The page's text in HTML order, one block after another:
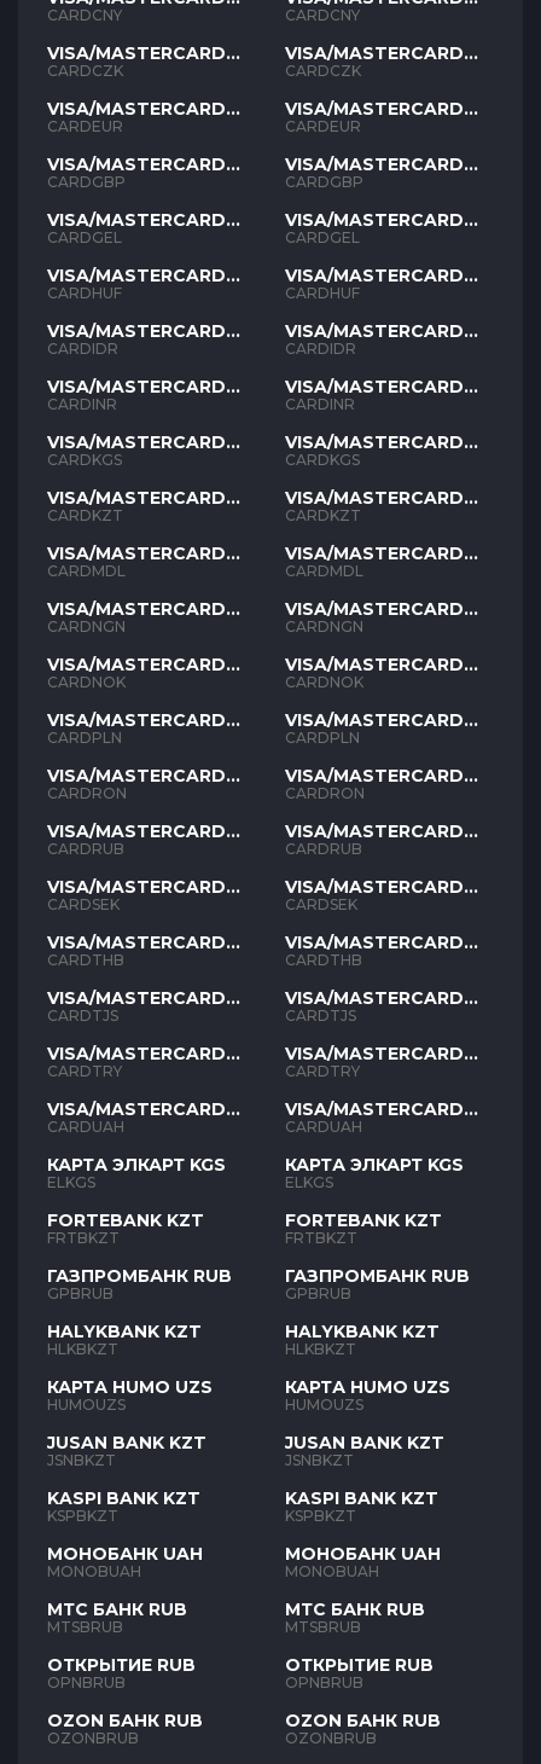
CNY
CARDCNY
VISA/MASTERCARD
CZK
CARDCZK
VISA/MASTERCARD
EUR
CARDEUR
VISA/MASTERCARD
GBP
CARDGBP
VISA/MASTERCARD
GEL
CARDGEL
VISA/MASTERCARD
HUF
CARDHUF
VISA/MASTERCARD
IDR
CARDIDR
VISA/MASTERCARD
INR
CARDINR
VISA/MASTERCARD
KGS
CARDKGS
VISA/MASTERCARD
KZT
CARDKZT
VISA/MASTERCARD
MDL
CARDMDL
VISA/MASTERCARD
NGN
CARDNGN
VISA/MASTERCARD
NOK
CARDNOK
VISA/MASTERCARD
PLN
CARDPLN
VISA/MASTERCARD
RON
CARDRON
VISA/MASTERCARD
RUB
CARDRUB
VISA/MASTERCARD
SEK
CARDSEK
VISA/MASTERCARD
THB
CARDTHB
VISA/MASTERCARD
TJS
CARDTJS
VISA/MASTERCARD
TYR
CARDTRY
VISA/MASTERCARD
UAH
CARDUAH
КАРТА ЭЛКАРТ KGS
ELKGS
FORTEBANK KZT
FRTBKZT
ГАЗПРОМБАНК RUB
GPBRUB
HALYKBANK KZT
HLKBKZT
КАРТА HUMO UZS
HUMOUZS
JUSAN BANK KZT
JSNBKZT
KASPI BANK KZT
KSPBKZT
МОНОБАНК UAH
MONOBUAH
МТС БАНК RUB
MTSBRUB
ОТКРЫТИЕ RUB
OPNBRUB
OZON БАНК RUB
OZONBRUB
CNY
CARDCNY
VISA/MASTERCARD
CZK
CARDCZK
VISA/MASTERCARD
EUR
CARDEUR
VISA/MASTERCARD
GBP
CARDGBP
VISA/MASTERCARD
GEL
CARDGEL
VISA/MASTERCARD
HUF
CARDHUF
VISA/MASTERCARD
IDR
CARDIDR
VISA/MASTERCARD
INR
CARDINR
VISA/MASTERCARD
KGS
CARDKGS
VISA/MASTERCARD
KZT
CARDKZT
VISA/MASTERCARD
MDL
CARDMDL
VISA/MASTERCARD
NGN
CARDNGN
VISA/MASTERCARD
NOK
CARDNOK
VISA/MASTERCARD
PLN
CARDPLN
VISA/MASTERCARD
RON
CARDRON
VISA/MASTERCARD
RUB
CARDRUB
VISA/MASTERCARD
SEK
CARDSEK
VISA/MASTERCARD
THB
CARDTHB
VISA/MASTERCARD
TJS
CARDTJS
VISA/MASTERCARD
TYR
CARDTRY
VISA/MASTERCARD
UAH
CARDUAH
КАРТА ЭЛКАРТ KGS
ELKGS
FORTEBANK KZT
FRTBKZT
ГАЗПРОМБАНК RUB
GPBRUB
HALYKBANK KZT
HLKBKZT
КАРТА HUMO UZS
HUMOUZS
JUSAN BANK KZT
JSNBKZT
KASPI BANK KZT
KSPBKZT
МОНОБАНК UAH
MONOBUAH
МТС БАНК RUB
MTSBRUB
ОТКРЫТИЕ RUB
OPNBRUB
OZON БАНК RUB
OZONBRUB